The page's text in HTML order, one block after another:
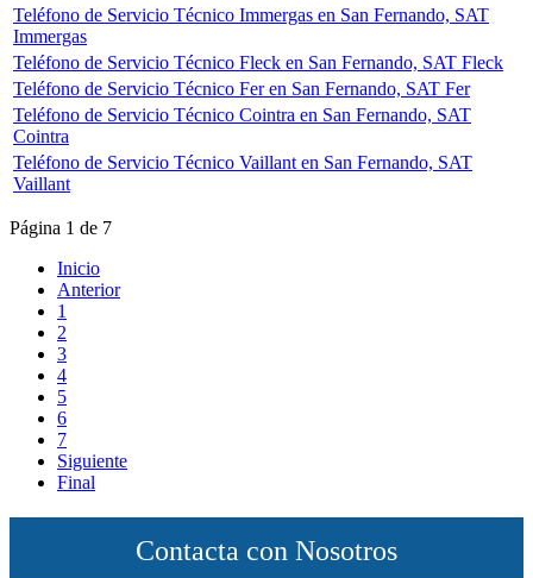
Teléfono de Servicio Técnico Immergas en San Fernando, SAT
Immergas
Teléfono de Servicio Técnico Fleck en San Fernando, SAT Fleck
Teléfono de Servicio Técnico Fer en San Fernando, SAT Fer
Teléfono de Servicio Técnico Cointra en San Fernando, SAT
Cointra
Teléfono de Servicio Técnico Vaillant en San Fernando, SAT
Vaillant
Página 1 de 7
Inicio
Anterior
1
2
3
4
5
6
7
Siguiente
Final
Contacta con Nosotros